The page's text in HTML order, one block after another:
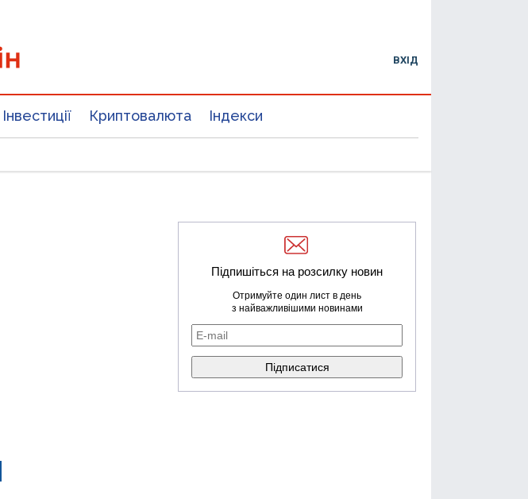
ВХІД
Інвестиції Криптовалюта Індекси
Підпишіться на розсилку новин
Отримуйте один лист в день
з найважливішими новинами